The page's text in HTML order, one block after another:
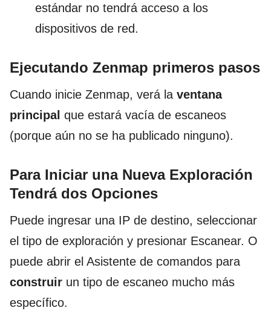
estándar no tendrá acceso a los
dispositivos de red.
Ejecutando Zenmap primeros pasos
Cuando inicie Zenmap, verá la ventana
principal que estará vacía de escaneos
(porque aún no se ha publicado ninguno).
Para Iniciar una Nueva Exploración
Tendrá dos Opciones
Puede ingresar una IP de destino, seleccionar
el tipo de exploración y presionar Escanear. O
puede abrir el Asistente de comandos para
construir un tipo de escaneo mucho más
específico.